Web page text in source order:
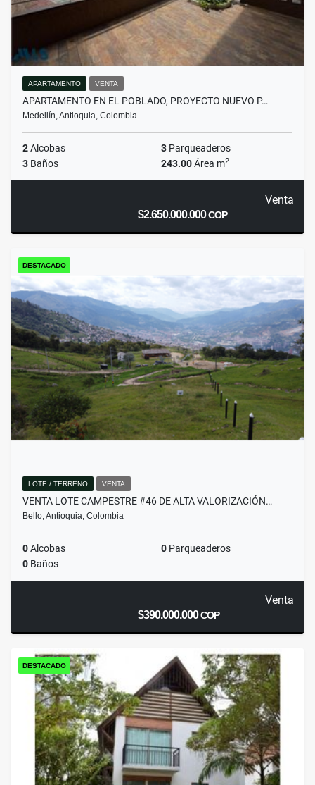
APARTAMENTO VENTA
APARTAMENTO EN EL POBLADO, PROYECTO NUEVO P…
Medellín, Antioquia, Colombia
2Alcobas 3 Parqueaderos
3 Baños 243.00Área m2
Venta
$2.650.000.000COP
DESTACADO
LOTE / TERRENO VENTA
VENTA LOTE CAMPESTRE #46 DE ALTA VALORIZACIÓN…
Bello, Antioquia, Colombia
0Alcobas 0 Parqueaderos
0 Baños
Venta
$390.000.000COP
DESTACADO